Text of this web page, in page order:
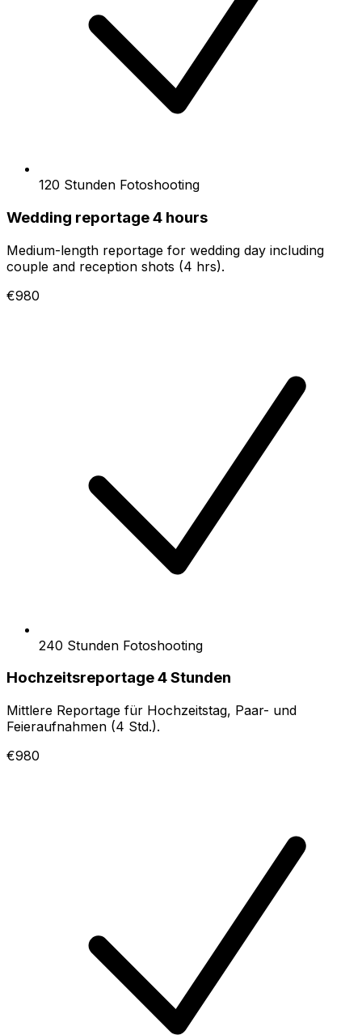
120 Stunden Fotoshooting
Wedding reportage 4 hours
Medium-length reportage for wedding day including
couple and reception shots (4 hrs).
€980
240 Stunden Fotoshooting
Hochzeitsreportage 4 Stunden
Mittlere Reportage für Hochzeitstag, Paar- und
Feieraufnahmen (4 Std.).
€980